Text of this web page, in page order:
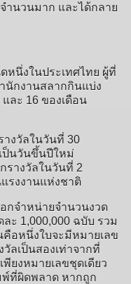
ำนวนมาก และได้กลาย
หนึ่งในประเทศไทย ผู้ที่
นักงานสลากกินแบ่ง
ละ 16 ของเดือน
างวัลในวันที่ 30
ป็นวันขึ้นปีใหม่
รางวัลในวันที่ 2
รงงานแห่งชาติ
กจำหน่ายจำนวนงวด
ะ 1,000,000 ฉบับ รวม
คือหนึ่งใบจะมีหมายเลข
ลเป็นสองเท่าจากที่
ยงหมายเลขชุดเดียว
พ์ที่ผิดพลาด หากถูก